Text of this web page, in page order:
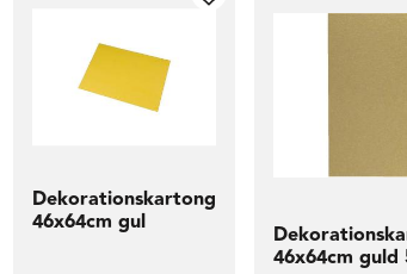
Dekorationskartong
46x64cm gul
46x64cm guld